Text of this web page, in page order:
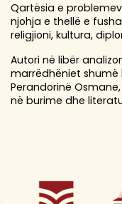
Qartësia e
njohja e thellë e
religjioni, kultura,
Autori në libër
marrëdhëniet
Perandorinë
në burime dhe